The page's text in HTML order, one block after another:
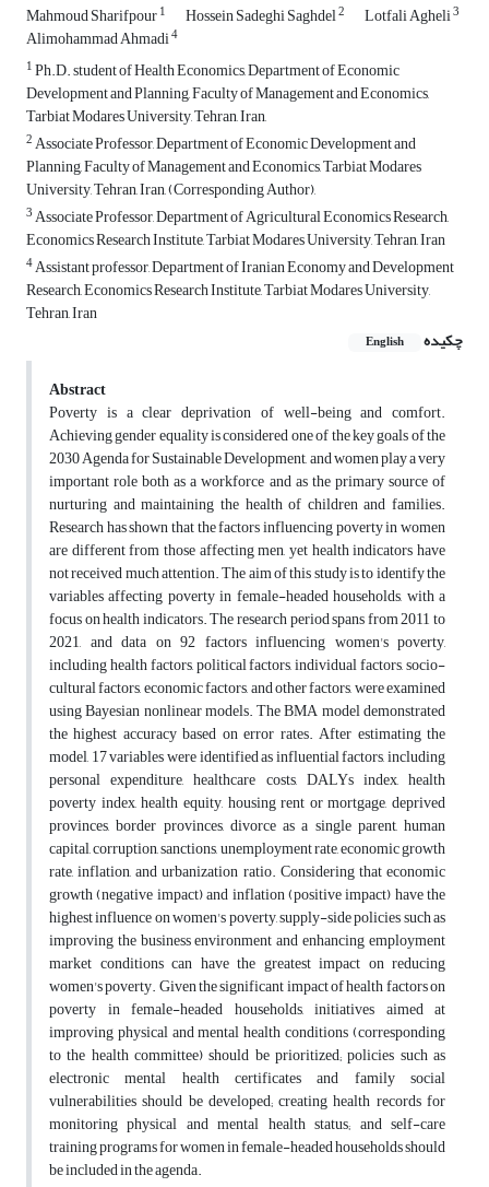
Mahmoud Sharifpour1 Hossein Sadeghi Saghdel2 Lotfali Agheli3
Alimohammad Ahmadi4
1Ph.D. student of Health Economics, Department of Economic
Development and Planning, Faculty of Management and Economics,
Tarbiat Modares University, Tehran, Iran,
2Associate Professor, Department of Economic Development and
Planning, Faculty of Management and Economics, Tarbiat Modares
University, Tehran, Iran, (Corresponding Author),
3Associate Professor, Department of Agricultural Economics Research,
Economics Research Institute, Tarbiat Modares University, Tehran, Iran
4Assistant professor, Department of Iranian Economy and Development
Research, Economics Research Institute, Tarbiat Modares University,
Tehran, Iran
چکیده
English
Abstract
Poverty is a clear deprivation of well-being and comfort.
Achieving gender equality is considered one of the key goals of the
2030 Agenda for Sustainable Development, and women play a very
important role both as a workforce and as the primary source of
nurturing and maintaining the health of children and families.
Research has shown that the factors influencing poverty in women
are different from those affecting men, yet health indicators have
not received much attention. The aim of this study is to identify the
variables affecting poverty in female-headed households, with a
focus on health indicators. The research period spans from 2011 to
2021, and data on 92 factors influencing women's poverty,
including health factors, political factors, individual factors, socio-
cultural factors, economic factors, and other factors, were examined
using Bayesian nonlinear models. The BMA model demonstrated
the highest accuracy based on error rates. After estimating the
model, 17 variables were identified as influential factors, including
personal expenditure, healthcare costs, DALYs index, health
poverty index, health equity, housing rent or mortgage, deprived
provinces, border provinces, divorce as a single parent, human
capital, corruption, sanctions, unemployment rate, economic growth
rate, inflation, and urbanization ratio. Considering that economic
growth (negative impact) and inflation (positive impact) have the
highest influence on women's poverty, supply-side policies such as
improving the business environment and enhancing employment
market conditions can have the greatest impact on reducing
women's poverty. Given the significant impact of health factors on
poverty in female-headed households, initiatives aimed at
improving physical and mental health conditions (corresponding
to the health committee) should be prioritized; policies such as
electronic mental health certificates and family social
vulnerabilities should be developed; creating health records for
monitoring physical and mental health status; and self-care
training programs for women in female-headed households should
be included in the agenda.